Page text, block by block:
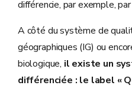
différencie, par exemple,
A côté du système de
géographiques (IG) ou
biologique, il existe un
différenciée : le label «